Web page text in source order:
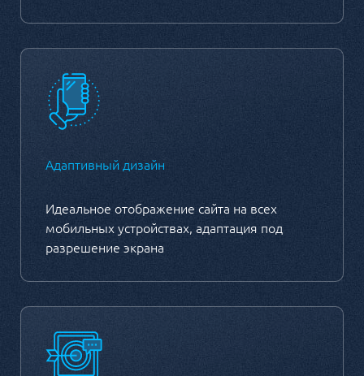
Адаптивный дизайн
Идеальное отображение сайта на всех
мобильных устройствах, адаптация под
разрешение экрана